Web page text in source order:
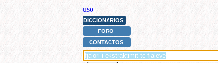
uso
DICCIONARIOS
FORO
CONTACTOS